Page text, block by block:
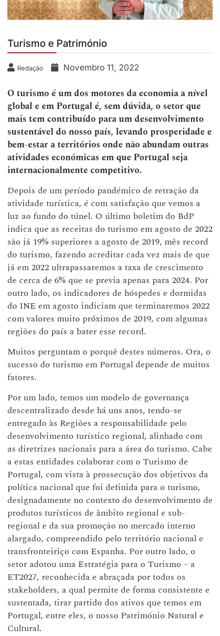
Turismo e Património
Redação Novembro 11, 2022
O turismo é um dos motores da economia a nível
global e em Portugal é, sem dúvida, o setor que
mais tem contribuído para um desenvolvimento
sustentável do nosso país, levando prosperidade e
bem-estar a territórios onde não abundam outras
atividades económicas em que Portugal seja
internacionalmente competitivo.
Depois de um período pandémico de retração da
atividade turística, é com satisfação que vemos a
luz ao fundo do túnel. O último boletim do BdP
indica que as receitas do turismo em agosto de 2022
são já 19% superiores a agosto de 2019, mês record
do turismo, fazendo acreditar cada vez mais de que
já em 2022 ultrapassaremos a taxa de crescimento
de cerca de 6% que se previa apenas para 2024. Por
outro lado, os indicadores de hóspedes e dormidas
do INE em agosto indiciam que terminaremos 2022
com valores muito próximos de 2019, com algumas
regiões do país a bater esse record.
Muitos perguntam o porquê destes números. Ora, o
sucesso do turismo em Portugal depende de muitos
fatores.
Por um lado, temos um modelo de governança
descentralizado desde há uns anos, tendo-se
entregado às Regiões a responsabilidade pelo
desenvolvimento turístico regional, alinhado com
as diretrizes nacionais para a área do turismo. Cabe
a estas entidades colaborar com o Turismo de
Portugal, com vista à prossecução dos objetivos da
política nacional que foi definida para o turismo,
designadamente no contexto do desenvolvimento de
produtos turísticos de âmbito regional e sub-
regional e da sua promoção no mercado interno
alargado, compreendido pelo território nacional e
transfronteiriço com Espanha. Por outro lado, o
setor adotou uma Estratégia para o Turismo – a
ET2027, reconhecida e abraçada por todos os
stakeholders, a qual permite de forma consistente e
sustentada, tirar partido dos ativos que temos em
Portugal, entre eles, o nosso Património Natural e
Cultural.